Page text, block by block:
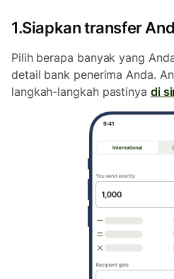
1.Siapkan transfer
Pilih berapa banyak yang
detail bank penerima Anda.
langkah-langkah pastinya di